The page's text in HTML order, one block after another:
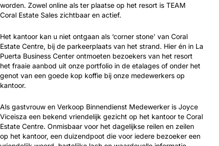
worden. Zowel online als ter plaatse op het resort is TEAM
Coral Estate Sales zichtbaar en actief.
Het kantoor kan u niet ontgaan als ‘corner stone’ van Coral
Estate Centre, bij de parkeerplaats van het strand. Hier én in La
Puerta Business Center ontmoeten bezoekers van het resort
het fraaie aanbod uit onze portfolio in de etalages of onder het
genot van een goede kop koffie bij onze medewerkers op
kantoor.
Als gastvrouw en Verkoop Binnendienst Medewerker is Joyce
Viceisza een bekend vriendelijk gezicht op het kantoor te Coral
Estate Centre. Onmisbaar voor het dagelijkse reilen en zeilen
op het kantoor, een duizendpoot die voor iedere bezoeker een